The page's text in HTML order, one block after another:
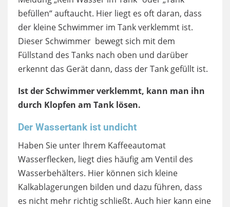
befüllen“ auftaucht. Hier liegt es oft daran, dass
der kleine Schwimmer im Tank verklemmt ist.
Dieser Schwimmer bewegt sich mit dem
Füllstand des Tanks nach oben und darüber
erkennt das Gerät dann, dass der Tank gefüllt ist.
Ist der Schwimmer verklemmt, kann man ihn
durch Klopfen am Tank lösen.
Der Wassertank ist undicht
Haben Sie unter Ihrem Kaffeeautomat
Wasserflecken, liegt dies häufig am Ventil des
Wasserbehälters. Hier können sich kleine
Kalkablagerungen bilden und dazu führen, dass
es nicht mehr richtig schließt. Auch hier kann eine